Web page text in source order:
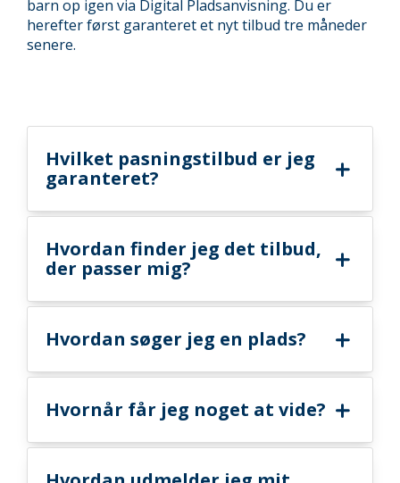
barn op igen via Digital Pladsanvisning. Du er
herefter først garanteret et nyt tilbud tre måneder
senere.
Hvilket pasningstilbud er jeg
garanteret?
Hvordan finder jeg det tilbud,
der passer mig?
Hvordan søger jeg en plads?
Hvornår får jeg noget at vide?